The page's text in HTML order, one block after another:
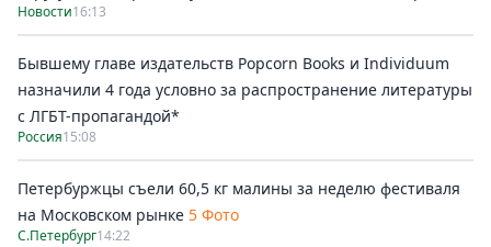
Новости16:13
Бывшему главе издательств Popcorn Books и Individuum
назначили 4 года условно за распространение литературы
с ЛГБТ-пропагандой*
Россия15:08
Петербуржцы съели 60,5 кг малины за неделю фестиваля
на Московском рынке 5 Фото
С.Петербург14:22